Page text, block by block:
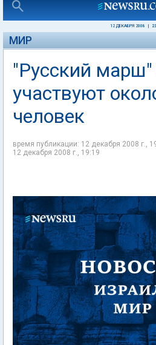
12 ДЕКАБРЯ 2008
МИР
"Русский
участвуют
человек
время публикации: 12 декабря 2008 г.,
12 декабря 2008 г., 19:19